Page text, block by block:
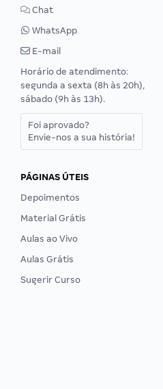
Chat
WhatsApp
E-mail
Horário de atendimento:
segunda a sexta (8h às 20h),
sábado (9h às 13h).
Foi aprovado?
Envie-nos a sua história!
PÁGINAS ÚTEIS
Depoimentos
Material Grátis
Aulas ao Vivo
Aulas Grátis
Sugerir Curso